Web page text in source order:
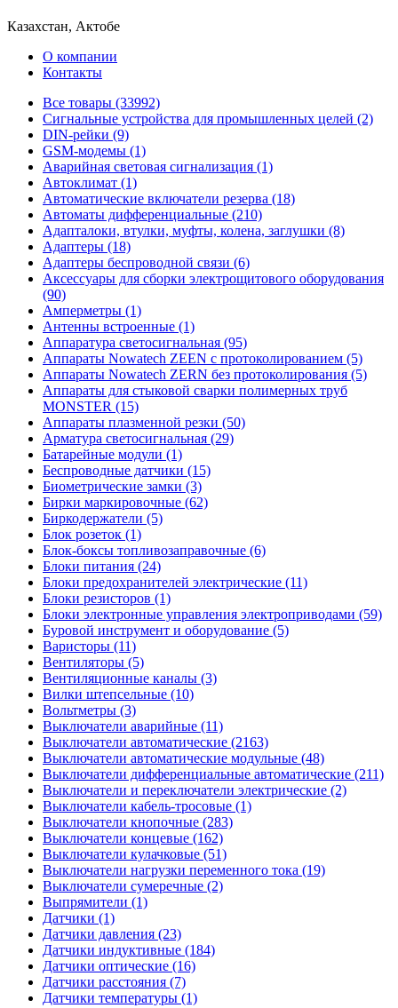
Казахстан, Актобе
О компании
Контакты
Все товары (33992)
Cигнальные устройства для промышленных целей (2)
DIN-рейки (9)
GSM-модемы (1)
Аварийная световая сигнализация (1)
Автоклимат (1)
Автоматические включатели резерва (18)
Автоматы дифференциальные (210)
Адапталоки, втулки, муфты, колена, заглушки (8)
Адаптеры (18)
Адаптеры беспроводной связи (6)
Аксессуары для сборки электрощитового оборудования
(90)
Амперметры (1)
Антенны встроенные (1)
Аппаратура светосигнальная (95)
Аппараты Nowatech ZEEN c протоколированием (5)
Аппараты Nowatech ZERN без протоколирования (5)
Аппараты для стыковой сварки полимерных труб
MONSTER (15)
Аппараты плазменной резки (50)
Арматура светосигнальная (29)
Батарейные модули (1)
Беспроводные датчики (15)
Биометрические замки (3)
Бирки маркировочные (62)
Биркодержатели (5)
Блок розеток (1)
Блок-боксы топливозаправочные (6)
Блоки питания (24)
Блоки предохранителей электрические (11)
Блоки резисторов (1)
Блоки электронные управления электроприводами (59)
Буровой инструмент и оборудование (5)
Варисторы (11)
Вентиляторы (5)
Вентиляционные каналы (3)
Вилки штепсельные (10)
Вольтметры (3)
Выключатели аварийные (11)
Выключатели автоматические (2163)
Выключатели автоматические модульные (48)
Выключатели дифференциальные автоматические (211)
Выключатели и переключатели электрические (2)
Выключатели кабель-тросовые (1)
Выключатели кнопочные (283)
Выключатели концевые (162)
Выключатели кулачковые (51)
Выключатели нагрузки переменного тока (19)
Выключатели сумеречные (2)
Выпрямители (1)
Датчики (1)
Датчики давления (23)
Датчики индуктивные (184)
Датчики оптические (16)
Датчики расстояния (7)
Датчики температуры (1)